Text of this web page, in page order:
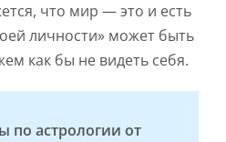
что мир — это и есть
личности» может быть
как бы не видеть себя.
по астрологии от